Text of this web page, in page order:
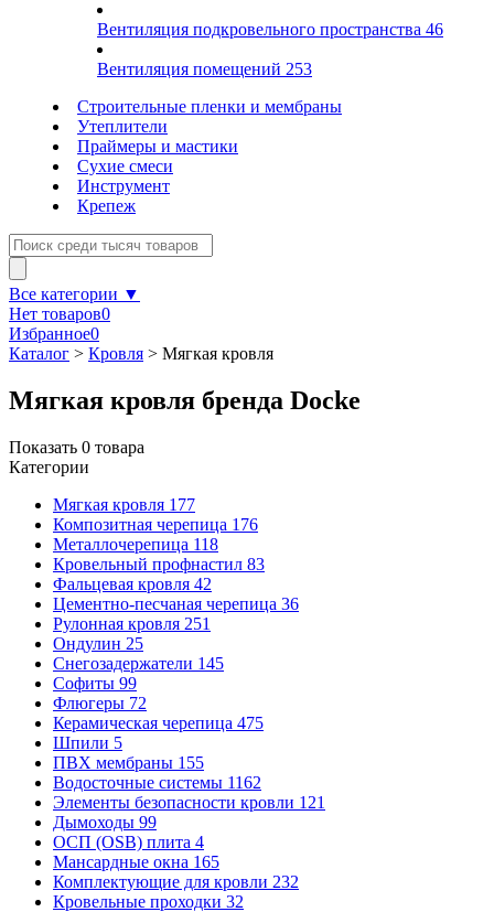
Вентиляция подкровельного пространства 46
Вентиляция помещений 253
Строительные пленки и мембраны
Утеплители
Праймеры и мастики
Сухие смеси
Инструмент
Крепеж
Все категории ▼
Нет товаров0
Избранное0
Каталог > Кровля > Мягкая кровля
Мягкая кровля бренда Docke
Показать 0 товара
Категории
Мягкая кровля 177
Композитная черепица 176
Металлочерепица 118
Кровельный профнастил 83
Фальцевая кровля 42
Цементно-песчаная черепица 36
Рулонная кровля 251
Ондулин 25
Снегозадержатели 145
Софиты 99
Флюгеры 72
Керамическая черепица 475
Шпили 5
ПВХ мембраны 155
Водосточные системы 1162
Элементы безопасности кровли 121
Дымоходы 99
ОСП (OSB) плита 4
Мансардные окна 165
Комплектующие для кровли 232
Кровельные проходки 32